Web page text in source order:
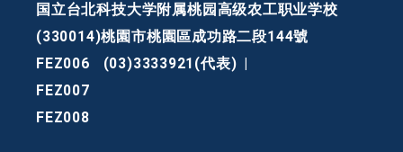
国立台北科技大学附属桃园高级农工职业学校
(330014)桃園市桃園區成功路二段144號
FEZ006
(03)3333921(代表)
FEZ007
FEZ008